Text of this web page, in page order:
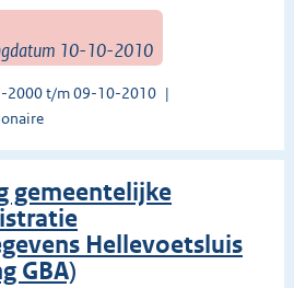
10-10-2010
2000 t/m 09-10-2010
gemeentelijke
Hellevoetsluis
GBA)